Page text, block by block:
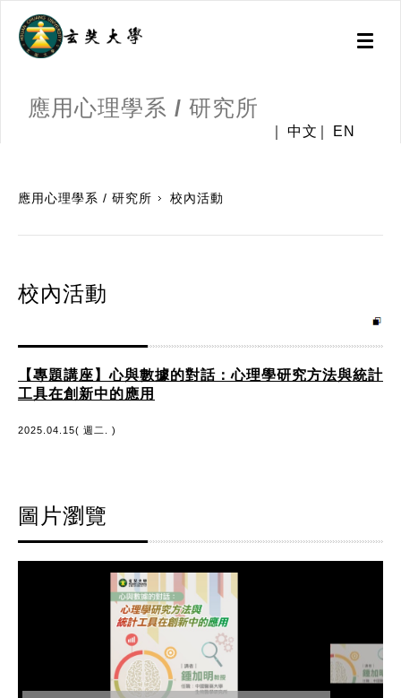
Toggle
應用心理學系 / 研究所
中文 EN
應用心理學系 / 研究所 校內活動
校內活動
【專題講座】心與數據的對話：心理學研究方法與統計
工具在創新中的應用
2025.04.15( 週二. )
圖片瀏覽